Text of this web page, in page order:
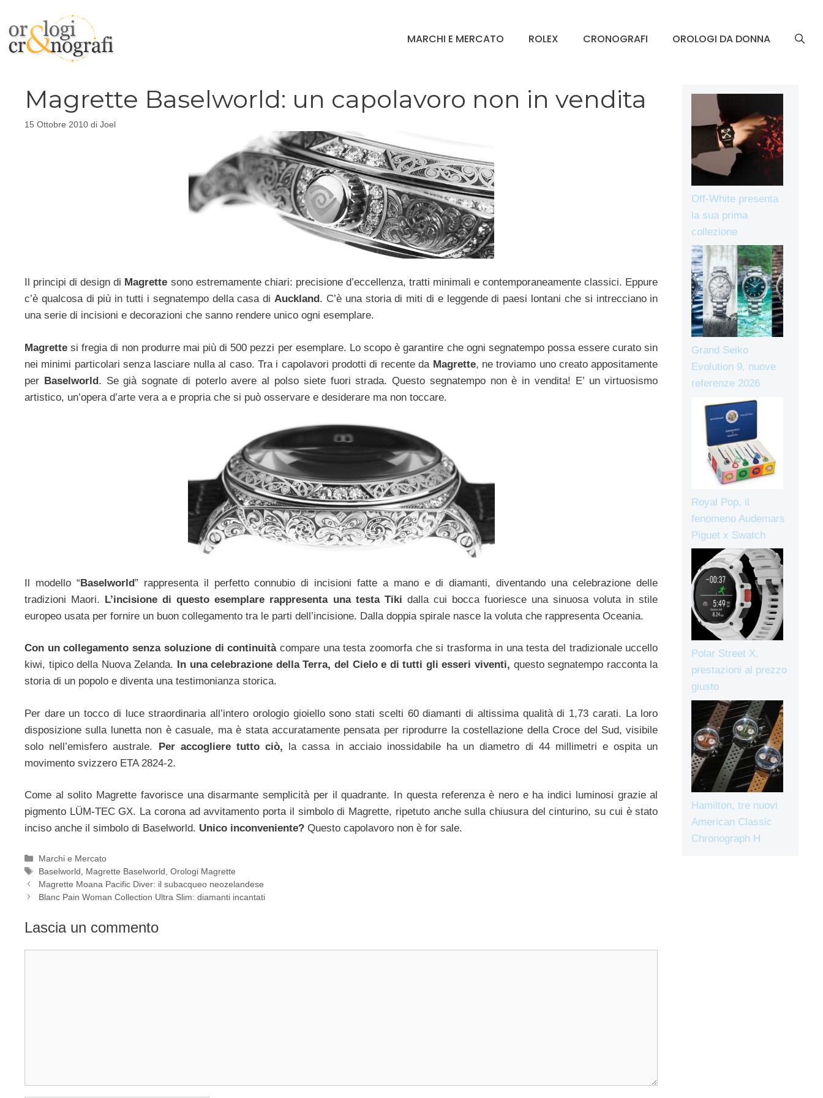
contenuto
MARCHI E MERCATO ROLEX CRONOGRAFI OROLOGI DA DONNA
Magrette Baselworld: un capolavoro non in vendita
15 Ottobre 2010 di Joel
Il principi di design di Magrette sono estremamente chiari: precisione d’eccellenza, tratti minimali e contemporaneamente classici. Eppure
c’è qualcosa di più in tutti i segnatempo della casa diAuckland . C’è una storia di miti di e leggende di paesi lontani che si intrecciano in
una serie di incisioni e decorazioni che sanno rendere unico ogni esemplare.
Magrettesi fregia di non produrre mai più di 500 pezzi per esemplare. Lo scopo è garantire che ogni segnatempo possa essere curato sin
nei minimi particolari senza lasciare nulla al caso. Tra i capolavori prodotti di recente da Magrette, ne troviamo uno creato appositamente
per Baselworld. Se già sognate di poterlo avere al polso siete fuori strada. Questo segnatempo non è in vendita! E’ un virtuosismo
artistico, un’opera d’arte vera a e propria che si può osservare e desiderare ma non toccare.
Il modello “Baselworld” rappresenta il perfetto connubio di incisioni fatte a mano e di diamanti, diventando una celebrazione delle
tradizioni Maori. L’incisione di questo esemplare rappresenta una testa Tiki dalla cui bocca fuoriesce una sinuosa voluta in stile
europeo usata per fornire un buon collegamento tra le parti dell’incisione. Dalla doppia spirale nasce la voluta che rappresenta Oceania.
Con un collegamento senza soluzione di continuitàcompare una testa zoomorfa che si trasforma in una testa del tradizionale uccello
kiwi, tipico della Nuova Zelanda. In una celebrazione della Terra, del Cielo e di tutti gli esseri viventi, questo segnatempo racconta la
storia di un popolo e diventa una testimonianza storica.
Per dare un tocco di luce straordinaria all’intero orologio gioiello sono stati scelti 60 diamanti di altissima qualità di 1,73 carati. La loro
disposizione sulla lunetta non è casuale, ma è stata accuratamente pensata per riprodurre la costellazione della Croce del Sud, visibile
solo nell’emisfero australe. Per accogliere tutto ciò, la cassa in acciaio inossidabile ha un diametro di 44 millimetri e ospita un
movimento svizzero ETA 2824-2.
Come al solito Magrette favorisce una disarmante semplicità per il quadrante. In questa referenza è nero e ha indici luminosi grazie al
pigmento LÜM-TEC GX. La corona ad avvitamento porta il simbolo di Magrette, ripetuto anche sulla chiusura del cinturino, su cui è stato
inciso anche il simbolo di Baselworld. Unico inconveniente? Questo capolavoro non è for sale.
Categorie
Marchi e Mercato
Tag
Baselworld Magrette Baselworld ,Orologi Magrette
Navigazione
articolo
Magrette Moana Pacific Diver: il subacqueo neozelandese
Blanc Pain Woman Collection Ultra Slim: diamanti incantati
Lascia un commento
Off-White presenta
la sua prima
collezione
Grand Seiko
Evolution 9, nuove
referenze 2026
Royal Pop, il
fenomeno Audemars
Piguet x Swatch
Polar Street X,
prestazioni al prezzo
giusto
Hamilton, tre nuovi
American Classic
Chronograph H